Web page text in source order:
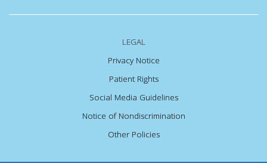
LEGAL
Privacy Notice
Patient Rights
Social Media Guidelines
Notice of Nondiscrimination
Other Policies